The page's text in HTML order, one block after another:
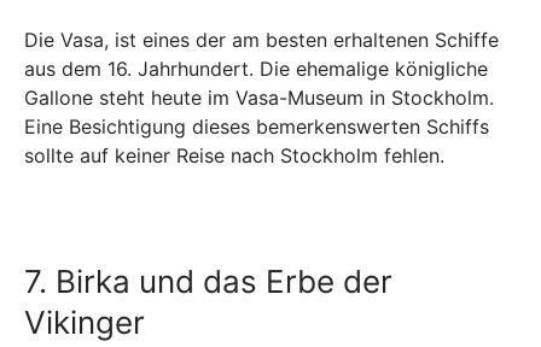
Die Vasa, ist eines der am besten erhaltenen Schiffe
aus dem 16. Jahrhundert. Die ehemalige königliche
Gallone steht heute im Vasa-Museum in Stockholm.
Eine Besichtigung dieses bemerkenswerten Schiffs
sollte auf keiner Reise nach Stockholm fehlen.
7. Birka und das Erbe der
Vikinger